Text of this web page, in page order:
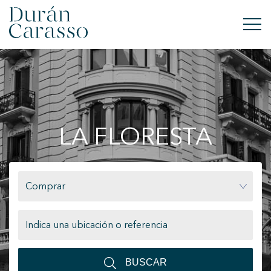
COMPRAR
ALQUILAR
VENDER
GRUPO DC
LA FLORESTA
Comprar
BUSCAR